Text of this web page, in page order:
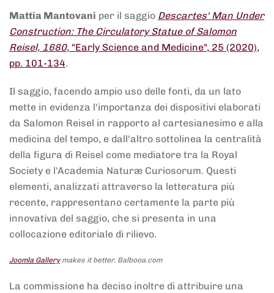
Mattia Mantovani per il saggio Descartes' Man Under
Construction: The Circulatory Statue of Salomon
Reisel, 1680, "Early Science and Medicine", 25 (2020),
pp. 101-134.
Il saggio, facendo ampio uso delle fonti, da un lato
mette in evidenza l'importanza dei dispositivi elaborati
da Salomon Reisel in rapporto al cartesianesimo e alla
medicina del tempo, e dall'altro sottolinea la centralità
della figura di Reisel come mediatore tra la Royal
Society e l'Academia Naturæ Curiosorum. Questi
elementi, analizzati attraverso la letteratura più
recente, rappresentano certamente la parte più
innovativa del saggio, che si presenta in una
collocazione editoriale di rilievo.
Joomla Gallerymakes it better. Balbooa.com
La commissione ha deciso inoltre di attribuire una